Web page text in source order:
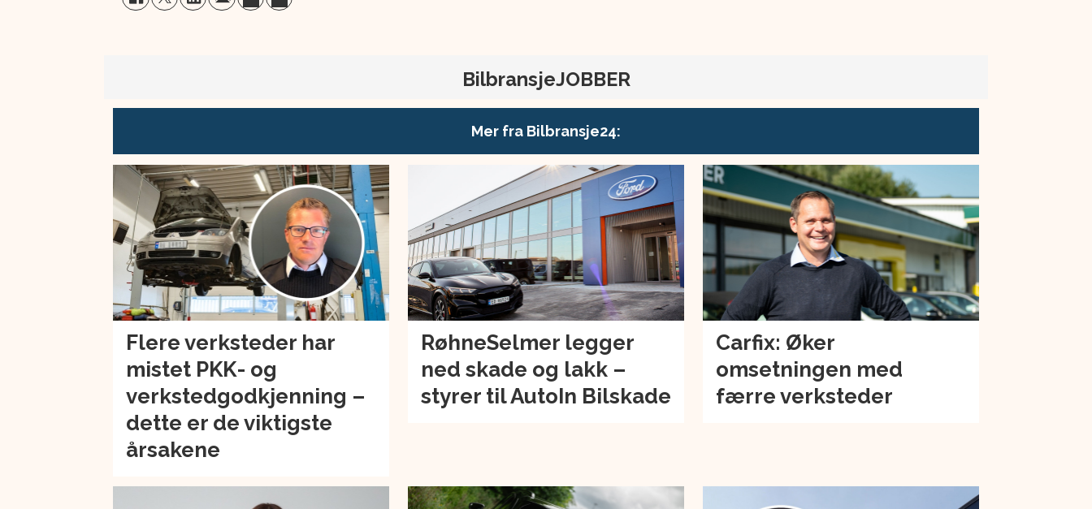
BilbransjeJOBBER
Mer fra Bilbransje24:
Flere verksteder har
mistet PKK- og
verkstedgodkjenning –
dette er de viktigste
årsakene
RøhneSelmer legger
ned skade og lakk –
styrer til AutoIn Bilskade
Carfix: Øker
omsetningen med
færre verksteder